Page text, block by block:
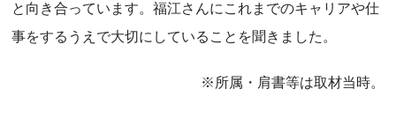
と向き合っています。福江さんにこれまでのキャリアや仕
事をするうえで大切にしていることを聞きました。
※所属・肩書等は取材当時。